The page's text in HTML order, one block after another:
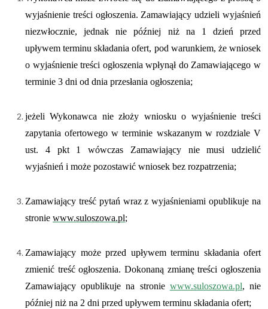
wyjaśnienie treści ogłoszenia. Zamawiający udzieli wyjaśnień
niezwłocznie, jednak nie później niż na 1 dzień przed
upływem terminu składania ofert, pod warunkiem, że wniosek
o wyjaśnienie treści ogłoszenia wpłynął do Zamawiającego w
terminie 3 dni od dnia przesłania ogłoszenia;
jeżeli Wykonawca nie złoży wniosku o wyjaśnienie treści
zapytania ofertowego w terminie wskazanym w rozdziale V
ust. 4 pkt 1 wówczas Zamawiający nie musi udzielić
wyjaśnień i może pozostawić wniosek bez rozpatrzenia;
Zamawiający treść pytań wraz z wyjaśnieniami opublikuje na
stronie www.suloszowa.pl;
Zamawiający może przed upływem terminu składania ofert
zmienić treść ogłoszenia. Dokonaną zmianę treści ogłoszenia
Zamawiający opublikuje na stronie www.suloszowa.pl, nie
później niż na 2 dni przed upływem terminu składania ofert;